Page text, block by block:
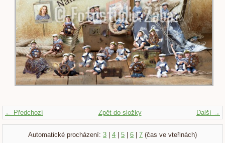
← Předchozí Další →
Zpět do složky
Automatické procházení: 3 4 5 6 7 (čas ve vteřinách)